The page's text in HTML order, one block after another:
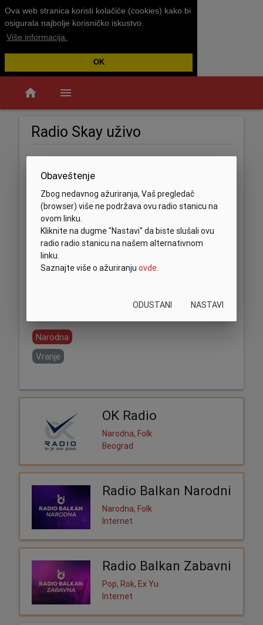
Ova web stranica koristi kolačiće (cookies) kako bi
osigurala najbolje korisničko iskustvo.
Više informacija.
OK
home menu
Radio Skay uživo
Obaveštenje
Zbog nedavnog ažuriranja, Vaš pregledač
(browser) više ne podržava ovu radio stanicu na
ovom linku.
Kliknite na dugme "Nastavi" da biste slušali ovu
radio radio stanicu na našem alternativnom
linku.
Saznajte više o ažuriranju ovde.
ODUSTANI NASTAVI
Narodna
Vranje
OK Radio
Narodna, Folk
Beograd
Radio Balkan Narodni
Narodna, Folk
Internet
Radio Balkan Zabavni
Pop, Rok, Ex Yu
Internet